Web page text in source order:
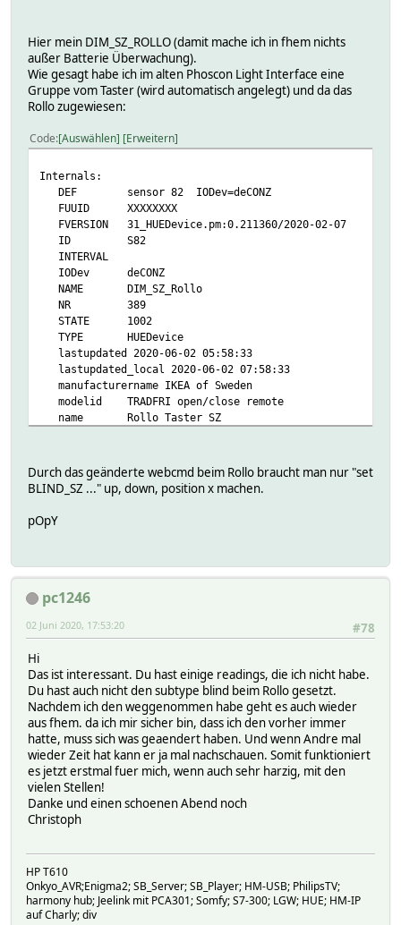
xy
json:
etag XXXXXXXX
lastseen 2020-06-02T14:34:53.086
manufacturername IKEA of Sweden
name Rollo Schlafzimmer
swversion 2.2.009
type Window covering device
uniqueid XXXXXXXX
state:
alert none
bri 0
lift 0
Attributes:
IODev deCONZ
alias Rollo
color-icons 2
devStateIcon 1
eventMap /pct 0:up/pct 100:down/pct:position
group Geräte
icon fts_window_2w
model FYRTUR block-out roller blind
room Schlafzimmer
stateFormat {
}
userReadings position { ceil(100 *
widgetOverride position:slider,0,1,100
swversion 2.2.009
type ZHABattery
uniqueid XXXXXXXXXX
READINGS:
2020-06-02 16:34:37 battery 57
2020-03-22 13:25:33 batterystate high
2020-05-22 11:59:16 reachable 1
helper:
reachable 0
update_timeout 1
configList:
json:
ep 1
etag XXXXXXXXXX
lastseen 2020-06-02T14:34:53.086
manufacturername IKEA of Sweden
modelid FYRTUR block-out roller blind
name Rollo Schlafzimmer
swversion 2.2.009
type ZHABattery
uniqueid XXXXXXXXXX
config:
state:
battery 57
Attributes:
IODev deCONZ
Hier mein DIM_SZ_ROLLO (damit mache ich in fhem nichts
außer Batterie Überwachung).
Wie gesagt habe ich im alten Phoscon Light Interface eine
Gruppe vom Taster (wird automatisch angelegt) und da das
Rollo zugewiesen:
Code Auswählen Erweitern
Internals:
DEF sensor 82 IODev=deCONZ
FUUID XXXXXXXX
FVERSION 31_HUEDevice.pm:0.211360/2020-02-07
ID S82
INTERVAL
IODev deCONZ
NAME DIM_SZ_Rollo
NR 389
STATE 1002
TYPE HUEDevice
lastupdated 2020-06-02 05:58:33
lastupdated_local 2020-06-02 07:58:33
manufacturername IKEA of Sweden
modelid TRADFRI open/close remote
name Rollo Taster SZ
swversion 2.2.010
type ZHASwitch
uniqueid XXXXXXXX
READINGS:
2020-05-25 11:16:14 battery 100
2020-06-02 07:58:33 state 1002
helper:
devtype S
reachable 0
update_timeout 1
json:
ep 1
etag XXXXXXXX
lastseen 2020-06-02T05:58:33.283
manufacturername IKEA of Sweden
mode 1
modelid TRADFRI open/close remote
name Rollo Taster SZ
swversion 2.2.010
type ZHASwitch
config:
alert none
battery 100
group 16
state:
Durch das geänderte webcmd beim Rollo braucht man nur "set
BLIND_SZ ..." up, down, position x machen.
pOpY
pc1246
#78
02 Juni 2020, 17:53:20
Hi
Das ist interessant. Du hast einige readings, die ich nicht habe.
Du hast auch nicht den subtype blind beim Rollo gesetzt.
Nachdem ich den weggenommen habe geht es auch wieder
aus fhem. da ich mir sicher bin, dass ich den vorher immer
hatte, muss sich was geaendert haben. Und wenn Andre mal
wieder Zeit hat kann er ja mal nachschauen. Somit funktioniert
es jetzt erstmal fuer mich, wenn auch sehr harzig, mit den
vielen Stellen!
Danke und einen schoenen Abend noch
Christoph
HP T610
Onkyo_AVR;Enigma2; SB_Server; SB_Player; HM-USB; PhilipsTV;
harmony hub; Jeelink mit PCA301; Somfy; S7-300; LGW; HUE; HM-IP
auf Charly; div